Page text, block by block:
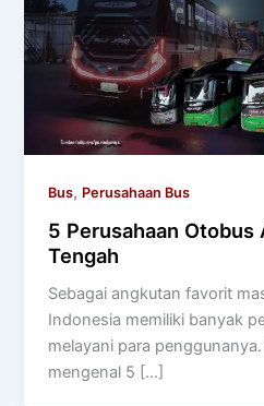
Bus, Perusahaan Bus
5 Perusahaan Otobus
Tengah
Sebagai angkutan favorit
Indonesia memiliki banyak
melayani para
mengenal 5 […]